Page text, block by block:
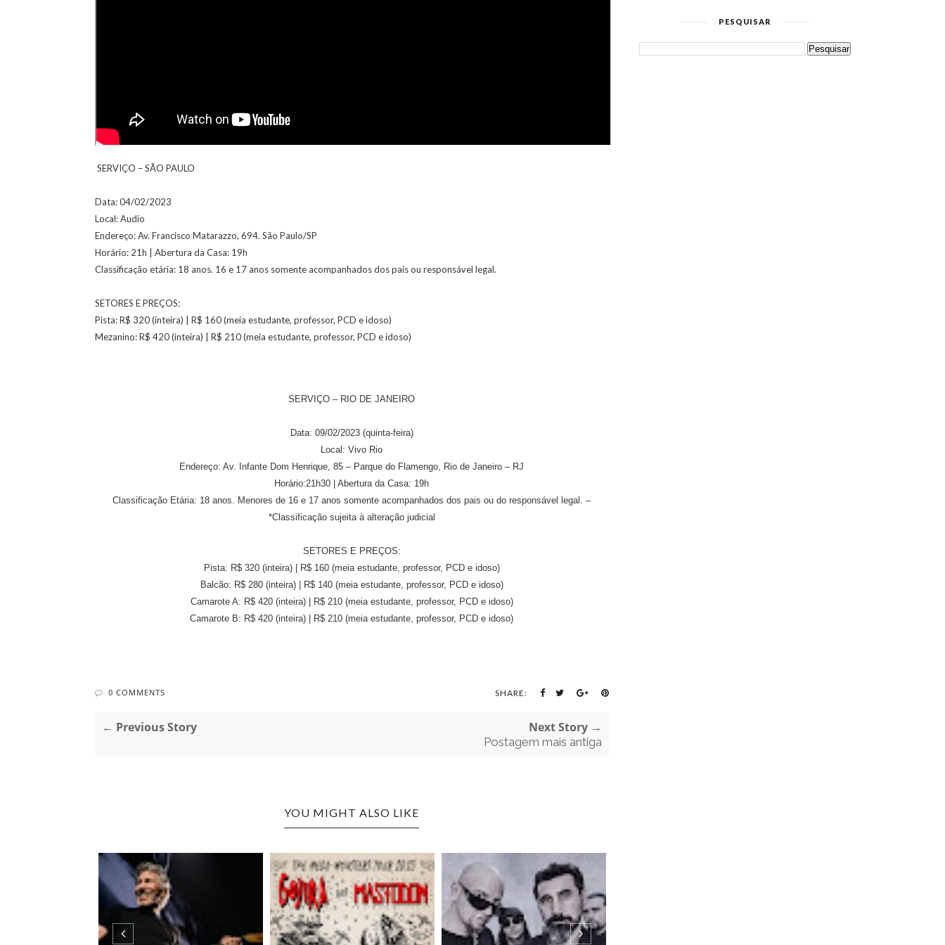
SERVIÇO – SÃO PAULO
Data: 04/02/2023
Local: Audio
Endereço: Av. Francisco Matarazzo, 694. São Paulo/SP
Horário: 21h | Abertura da Casa: 19h
Classificação etária: 18 anos. 16 e 17 anos somente acompanhados dos pais ou responsável legal.
SETORES E PREÇOS:
Pista: R$ 320 (inteira) | R$ 160 (meia estudante, professor, PCD e idoso)
Mezanino: R$ 420 (inteira) | R$ 210 (meia estudante, professor, PCD e idoso)
SERVIÇO – RIO DE JANEIRO
Data: 09/02/2023 (quinta-feira)
Local: Vivo Rio
Endereço: Av. Infante Dom Henrique, 85 – Parque do Flamengo, Rio de Janeiro – RJ
Horário:21h30 | Abertura da Casa: 19h
Classificação Etária: 18 anos. Menores de 16 e 17 anos somente acompanhados dos pais ou do responsável legal. –
*Classificação sujeita à alteração judicial
SETORES E PREÇOS:
Pista: R$ 320 (inteira) | R$ 160 (meia estudante, professor, PCD e idoso)
Balcão: R$ 280 (inteira) | R$ 140 (meia estudante, professor, PCD e idoso)
Camarote A: R$ 420 (inteira) | R$ 210 (meia estudante, professor, PCD e idoso)
Camarote B: R$ 420 (inteira) | R$ 210 (meia estudante, professor, PCD e idoso)
0 COMMENTS SHARE:
← Previous Story Next Story →
Postagem mais antiga
YOU MIGHT ALSO LIKE
PESQUISAR